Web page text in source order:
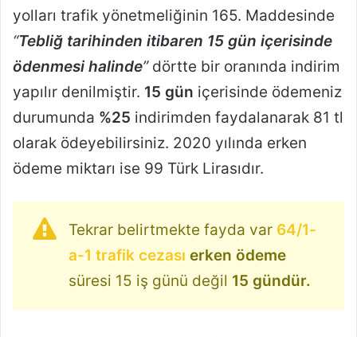
yolları trafik yönetmeliğinin 165. Maddesinde
“Tebliğ tarihinden itibaren 15 gün içerisinde
ödenmesi halinde” dörtte bir oranında indirim
yapılır denilmiştir. 15 gün içerisinde ödemeniz
durumunda %25 indirimden faydalanarak 81 tl
olarak ödeyebilirsiniz. 2020 yılında erken
ödeme miktarı ise 99 Türk Lirasıdır.
Tekrar belirtmekte fayda var 64/1-
a-1 trafik cezası erken ödeme
süresi 15 iş günü değil 15 gündür.